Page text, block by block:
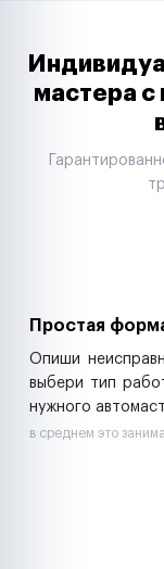
Таксопарки
Автодилеры
Строительные
Аренда спецтехники
мастера
Простая
Опиши
выбери тип
нужного
в среднем это